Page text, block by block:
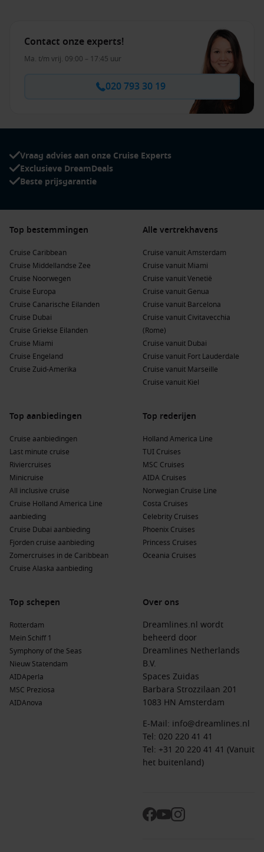
Contact onze experts!
Ma. t/m vrij. 09:00 – 17:45 uur
020 793 30 19
Vraag advies aan onze Cruise Experts
Exclusieve DreamDeals
Beste prijsgarantie
Top bestemmingen
Cruise Caribbean
Cruise Middellandse Zee
Cruise Noorwegen
Cruise Europa
Cruise Canarische Eilanden
Cruise Dubai
Cruise Griekse Eilanden
Cruise Miami
Cruise Engeland
Cruise Zuid-Amerika
Alle vertrekhavens
Cruise vanuit Amsterdam
Cruise vanuit Miami
Cruise vanuit Venetië
Cruise vanuit Genua
Cruise vanuit Barcelona
Cruise vanuit Civitavecchia
(Rome)
Cruise vanuit Dubai
Cruise vanuit Fort Lauderdale
Cruise vanuit Marseille
Cruise vanuit Kiel
Top aanbiedingen
Cruise aanbiedingen
Last minute cruise
Riviercruises
Minicruise
All inclusive cruise
Cruise Holland America Line
aanbieding
Cruise Dubai aanbieding
Fjorden cruise aanbieding
Zomercruises in de Caribbean
Cruise Alaska aanbieding
Top rederijen
Holland America Line
TUI Cruises
MSC Cruises
AIDA Cruises
Norwegian Cruise Line
Costa Cruises
Celebrity Cruises
Phoenix Cruises
Princess Cruises
Oceania Cruises
Top schepen
Rotterdam
Mein Schiff 1
Symphony of the Seas
Nieuw Statendam
AIDAperla
MSC Preziosa
AIDAnova
Over ons
Dreamlines.nl wordt
beheerd door
Dreamlines Netherlands
B.V.
Spaces Zuidas
Barbara Strozzilaan 201
1083 HN Amsterdam
E-Mail: info@dreamlines.nl
Tel: 020 220 41 41
Tel: +31 20 220 41 41 (Vanuit
het buitenland)